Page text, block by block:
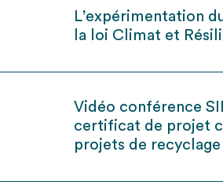
L’expérimentation
la loi Climat et
Vidéo conférence
certificat de projet
projets de